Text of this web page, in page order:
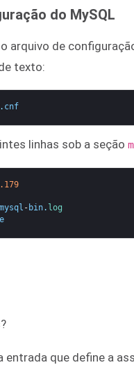
do MySQL
arquivo de
texto:
cnf
linhas sob a seção
mysql - bin. log
entrada que define a